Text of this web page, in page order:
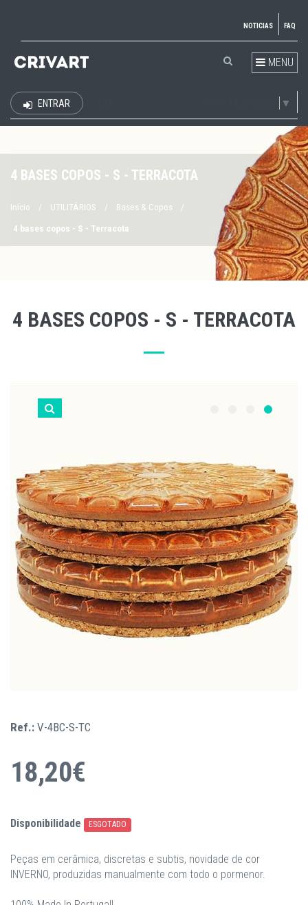
NOTICIAS FAQ
MENU
▼
ENTRAR
4 BASES COPOS - S - TERRACOTA
Início / UTILITÁRIOS / Bases & Copos /
4 bases copos - S - Terracota
4 BASES COPOS - S - TERRACOTA
Ref.: V-4BC-S-TC
18,20€
Disponibilidade ESGOTADO
Peças em cerâmica, discretas e subtis, novidade de cor
INVERNO, produzidas manualmente com todo o pormenor.